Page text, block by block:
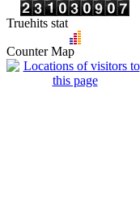
Truehits stat
Counter Map